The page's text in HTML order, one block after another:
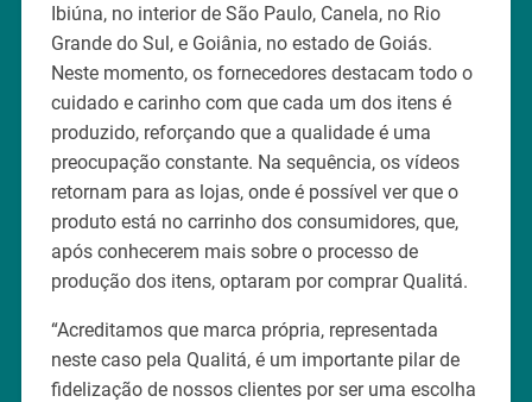
Ibiúna, no interior de São Paulo, Canela, no Rio
Grande do Sul, e Goiânia, no estado de Goiás.
Neste momento, os fornecedores destacam todo o
cuidado e carinho com que cada um dos itens é
produzido, reforçando que a qualidade é uma
preocupação constante. Na sequência, os vídeos
retornam para as lojas, onde é possível ver que o
produto está no carrinho dos consumidores, que,
após conhecerem mais sobre o processo de
produção dos itens, optaram por comprar Qualitá.
“Acreditamos que marca própria, representada
neste caso pela Qualitá, é um importante pilar de
fidelização de nossos clientes por ser uma escolha